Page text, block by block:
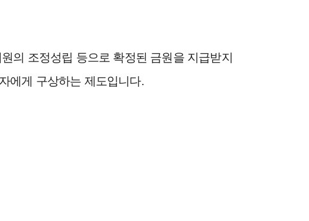
의 조정성립 등으로 확정된 금원을 지급받지
에게 구상하는 제도입니다.